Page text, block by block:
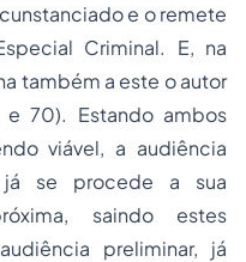
e o remete
Criminal. E, na
também a este o autor
70). Estando ambos
viável, a audiência
já se procede a sua
saindo estes
preliminar, já